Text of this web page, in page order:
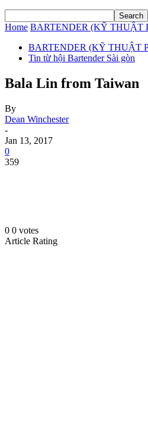
Home BARTENDER (KỸ THUẬT
BARTENDER (KỸ THUẬT
Tin từ hội Bartender Sài gòn
Bala Lin from Taiwan
By
Dean Winchester
-
Jan 13, 2017
0
359
0 0 votes
Article Rating